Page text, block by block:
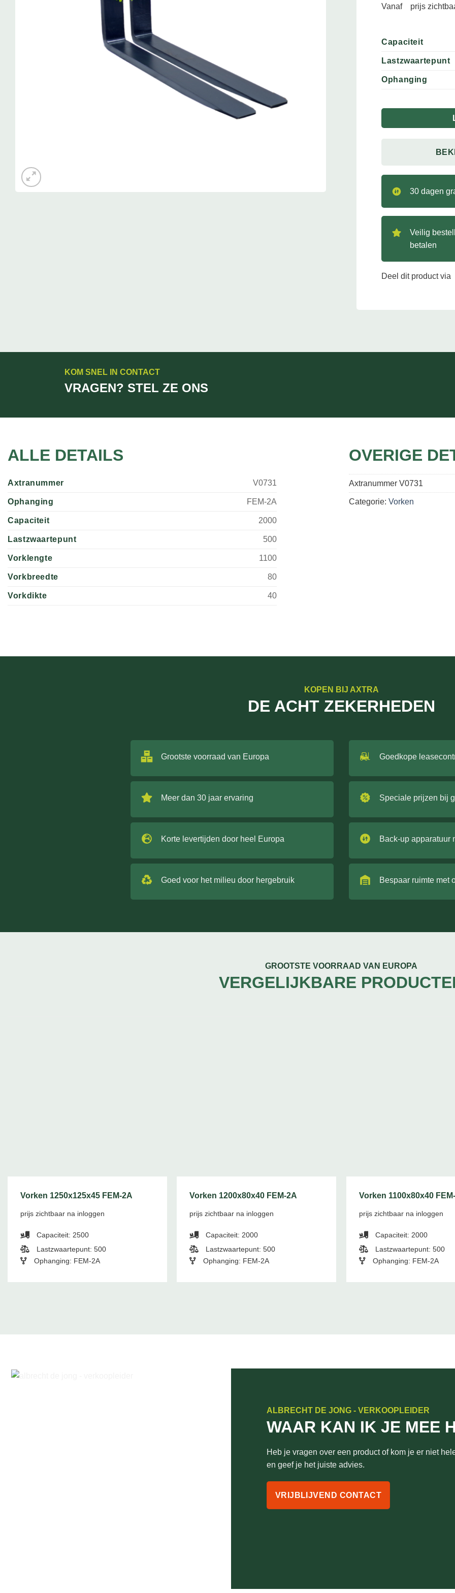
Vanaf prijs
Capaciteit
Lastzwaartepunt
Ophanging
30 dagen
Veilig
betalen
Deel dit product via
KOM SNEL IN CONTACT
VRAGEN? STEL ZE ONS
ALLE DETAILS
Axtranummer V0731
Ophanging FEM-2A
Capaciteit 2000
Lastzwaartepunt 500
Vorklengte 1100
Vorkbreedte 80
Vorkdikte 40
OVERIGE
Axtranummer V0731
Categorie: Vorken
KOPEN BIJ AXTRA
DE ACHT ZEKERHEDEN
Grootste voorraad van Europa
Meer dan 30 jaar ervaring
Korte levertijden door heel Europa
Goed voor het milieu door hergebruik
Goedkope
Speciale prijzen bij
Back-up apparatuur
Bespaar ruimte met
GROOTSTE VOORRAAD VAN EUROPA
VERGELIJKBARE
Vorken 1250x125x45 FEM-2A
prijs zichtbaar na inloggen
Capaciteit: 2500
Lastzwaartepunt: 500
Ophanging: FEM-2A
Vorken 1200x80x40 FEM-2A
prijs zichtbaar na inloggen
Capaciteit: 2000
Lastzwaartepunt: 500
Ophanging: FEM-2A
Vorken 1100x80x40
prijs zichtbaar na inloggen
Capaciteit: 2000
Lastzwaartepunt: 500
Ophanging: FEM-2A
ALBRECHT DE JONG - VERKOOPLEIDER
WAAR KAN IK JE MEE
Heb je vragen over een product of kom je er niet
en geef je het juiste advies.
VRIJBLIJVEND CONTACT